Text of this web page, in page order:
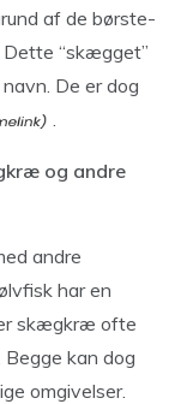
af de børste-
“skægget”
De er dog
.
og andre
andre
har en
skægkræ ofte
kan dog
omgivelser.